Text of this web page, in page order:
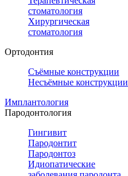
стоматология
Хирургическая
стоматология
Ортодонтия
Съёмные конструкции
Несъёмные конструкции
Имплантология
Пародонтология
Гингивит
Пародонтит
Пародонтоз
Идиопатические